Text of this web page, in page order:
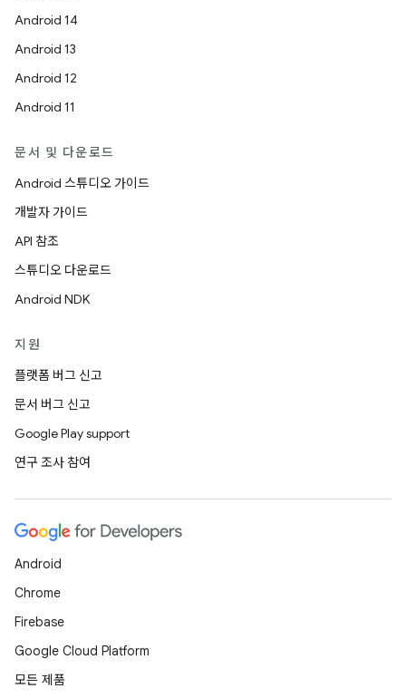
Android 14
Android 13
Android 12
Android 11
문서 및 다운로드
Android 스튜디오 가이드
개발자 가이드
API 참조
스튜디오 다운로드
Android NDK
지원
플랫폼 버그 신고
문서 버그 신고
Google Play support
연구 조사 참여
Android
Chrome
Firebase
Google Cloud Platform
모든 제품